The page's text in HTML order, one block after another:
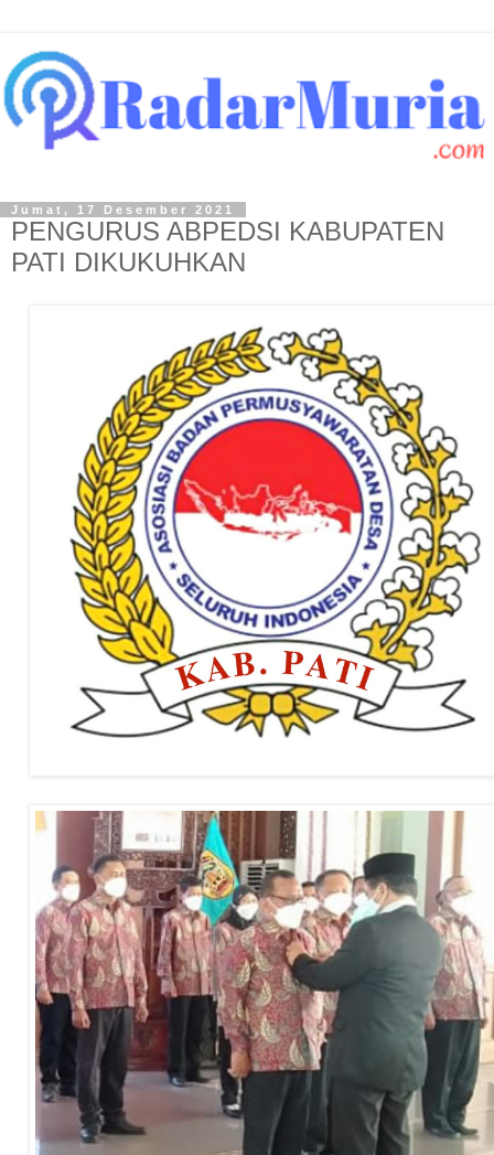
Jumat, 17 Desember 2021
PENGURUS ABPEDSI KABUPATEN
PATI DIKUKUHKAN